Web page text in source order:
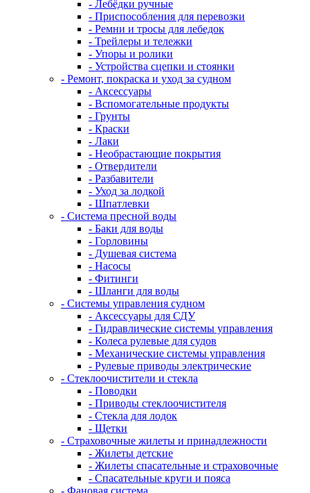
- Лебёдки ручные
- Приспособления для перевозки
- Ремни и тросы для лебедок
- Трейлеры и тележки
- Упоры и ролики
- Устройства сцепки и стоянки
- Ремонт, покраска и уход за судном
- Аксессуары
- Вспомогательные продукты
- Грунты
- Краски
- Лаки
- Необрастающие покрытия
- Отвердители
- Разбавители
- Уход за лодкой
- Шпатлевки
- Система пресной воды
- Баки для воды
- Горловины
- Душевая система
- Насосы
- Фитинги
- Шланги для воды
- Системы управления судном
- Аксессуары для СДУ
- Гидравлические системы управления
- Колеса рулевые для судов
- Механические системы управления
- Рулевые приводы электрические
- Стеклоочистители и стекла
- Поводки
- Приводы стеклоочистителя
- Стекла для лодок
- Щетки
- Страховочные жилеты и принадлежности
- Жилеты детские
- Жилеты спасательные и страховочные
- Спасательные круги и пояса
- Фановая система